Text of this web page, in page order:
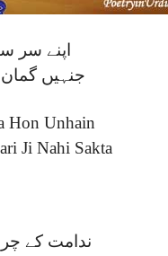
اپنے سر
جنہیں
Hon Unhain
Ji Nahi Sakta
ندامت کے